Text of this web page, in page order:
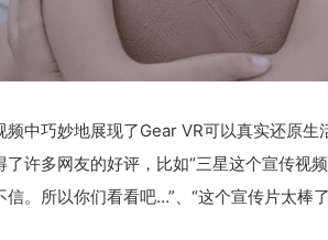
频中巧妙地展现了Gear VR可以真实还原
许多网友的好评，比如“三星这个宣传视
。所以你们看看吧…”、“这个宣传片太棒